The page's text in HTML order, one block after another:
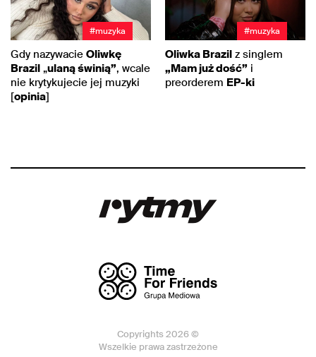
#muzyka
Gdy nazywacie Oliwkę
Brazil „ulaną świnią”, wcale
nie krytykujecie jej muzyki
[opinia]
#muzyka
Oliwka Brazil z singlem
„Mam już dość” i
preorderem EP-ki
Copyrights 2026 ©
Wszelkie prawa zastrzeżone